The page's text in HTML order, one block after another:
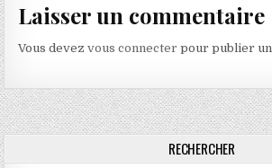
Laisser un commentaire
Vous devezvous connecter pour publier
RECHERCHER